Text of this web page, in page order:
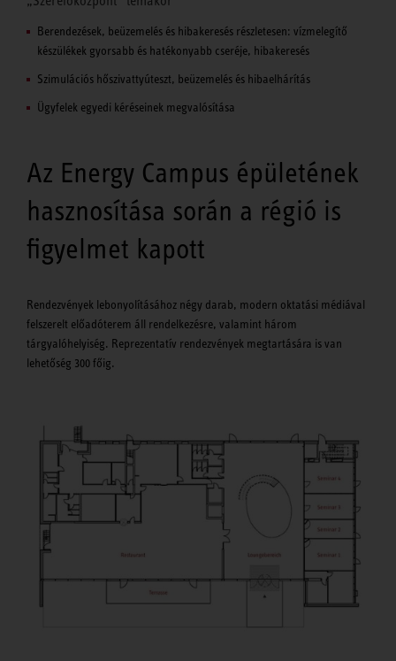
Berendezések, beüzemelés és hibakeresés részletesen: vízmelegítő
készülékek gyorsabb és hatékonyabb cseréje, hibakeresés
Szimulációs hőszivattyúteszt, beüzemelés és hibaelhárítás
Ügyfelek egyedi kéréseinek megvalósítása
Az Energy Campus épületének
hasznosítása során a régió is
figyelmet kapott
Rendezvények lebonyolításához négy darab, modern oktatási médiával
felszerelt előadóterem áll rendelkezésre, valamint három
tárgyalóhelyiség. Reprezentatív rendezvények megtartására is van
lehetőség 300 főig.